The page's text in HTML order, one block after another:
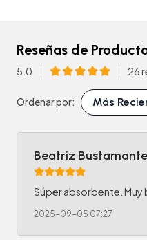
Reseñas de
5.0 26
Ordenar por: Más
Beatriz Bustamante
Súper absorbente. Muy
2025-09-05 07:27